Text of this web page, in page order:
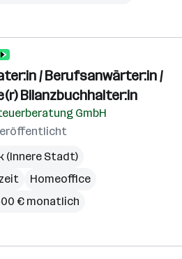
/ Berufsanwärter:in /
Bilanzbuchhalter:in
GmbH
(Innere Stadt)
Homeoffice
€ monatlich